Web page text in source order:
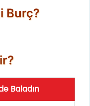
Burç?
Baladın